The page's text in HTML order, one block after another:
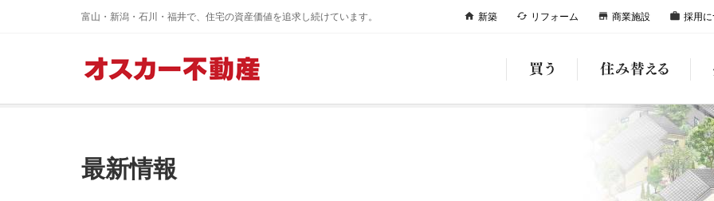
富山・新潟・石川・福井で、住宅の資産価値を追求し続けています。 home 新築 cached リフォーム store 商業施設 work 採用
最新情報